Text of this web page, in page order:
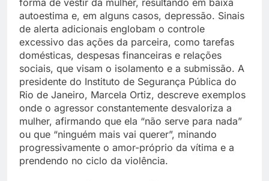
forma de vestir da mulher, resultando em baixa
autoestima e, em alguns casos, depressão. Sinais
de alerta adicionais englobam o controle
excessivo das ações da parceira, como tarefas
domésticas, despesas financeiras e relações
sociais, que visam o isolamento e a submissão. A
presidente do Instituto de Segurança Pública do
Rio de Janeiro, Marcela Ortiz, descreve exemplos
onde o agressor constantemente desvaloriza a
mulher, afirmando que ela “não serve para nada”
ou que “ninguém mais vai querer”, minando
progressivamente o amor-próprio da vítima e a
prendendo no ciclo da violência.